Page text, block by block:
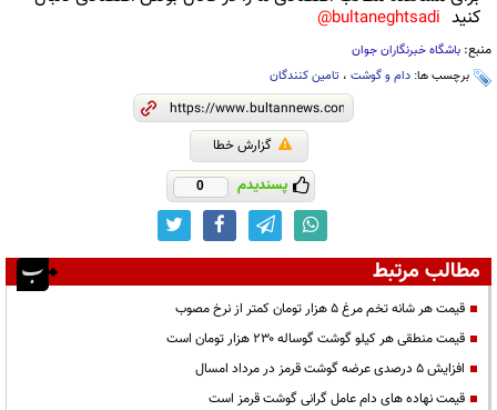
کنید bultaneghtsadi@
منبع: باشگاه خبرنگاران جوان
برچسب ها: دام و گوشت ، تامین کنندگان
گزارش خطا
پسندیدم 0
مطالب مرتبط
قیمت هر شانه تخم مرغ ۵ هزار تومان کمتر از نرخ مصوب
قیمت منطقی هر کیلو گوشت گوساله ۲۳۰ هزار تومان است
افزایش ۵ درصدی عرضه گوشت قرمز در مرداد امسال
قیمت نهاده های دام عامل گرانی گوشت قرمز است